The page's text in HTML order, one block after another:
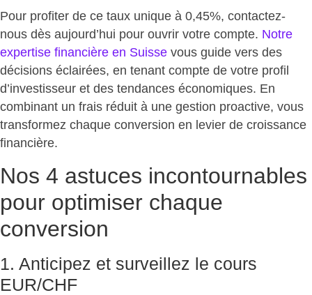
Pour profiter de ce taux unique à 0,45%, contactez-
nous dès aujourd’hui pour ouvrir votre compte. Notre
expertise financière en Suisse vous guide vers des
décisions éclairées, en tenant compte de votre profil
d’investisseur et des tendances économiques. En
combinant un frais réduit à une gestion proactive, vous
transformez chaque conversion en levier de croissance
financière.
Nos 4 astuces incontournables
pour optimiser chaque
conversion
1. Anticipez et surveillez le cours
EUR/CHF